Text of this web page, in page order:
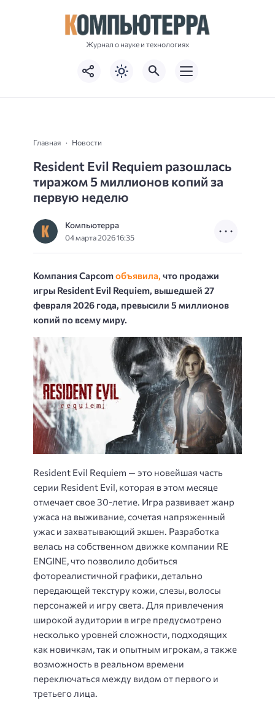
Журнал о науке и технологиях
Главная Новости
Resident Evil Requiem разошлась
тиражом 5 миллионов копий за
первую неделю
Компьютерра
04 марта 2026 16:35
Компания Capcomобъявила, что продажи
игры Resident Evil Requiem, вышедшей 27
февраля 2026 года, превысили 5 миллионов
копий по всему миру.
Resident Evil Requiem — это новейшая часть
серии Resident Evil, которая в этом месяце
отмечает свое 30-летие. Игра развивает жанр
ужаса на выживание, сочетая напряженный
ужас и захватывающий экшен. Разработка
велась на собственном движке компании RE
ENGINE, что позволило добиться
фотореалистичной графики, детально
передающей текстуру кожи, слезы, волосы
персонажей и игру света. Для привлечения
широкой аудитории в игре предусмотрено
несколько уровней сложности, подходящих
как новичкам, так и опытным игрокам, а также
возможность в реальном времени
переключаться между видом от первого и
третьего лица.